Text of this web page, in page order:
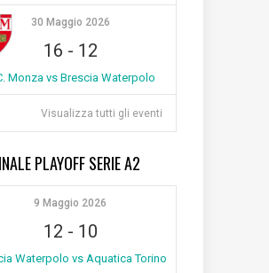
30 Maggio 2026
16 - 12
Monza vs Brescia Waterpolo
Visualizza tutti gli eventi
PLAYOFF SERIE A2
9 Maggio 2026
12 - 10
Waterpolo vs Aquatica Torino